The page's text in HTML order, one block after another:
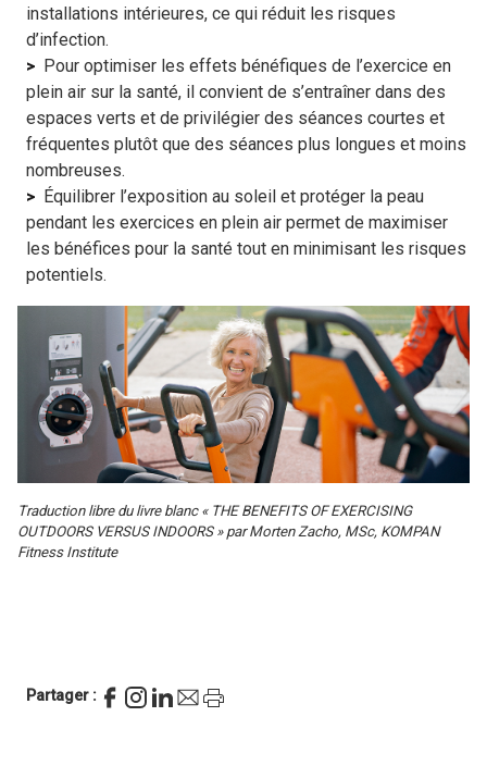
installations intérieures, ce qui réduit les risques
d’infection.
Pour optimiser les effets bénéfiques de l’exercice en
plein air sur la santé, il convient de s’entraîner dans des
espaces verts et de privilégier des séances courtes et
fréquentes plutôt que des séances plus longues et moins
nombreuses.
Équilibrer l’exposition au soleil et protéger la peau
pendant les exercices en plein air permet de maximiser
les bénéfices pour la santé tout en minimisant les risques
potentiels.
Traduction libre du livre blanc « THE BENEFITS OF EXERCISING
OUTDOORS VERSUS INDOORS» par Morten Zacho, MSc, KOMPAN
Fitness Institute
Partager :